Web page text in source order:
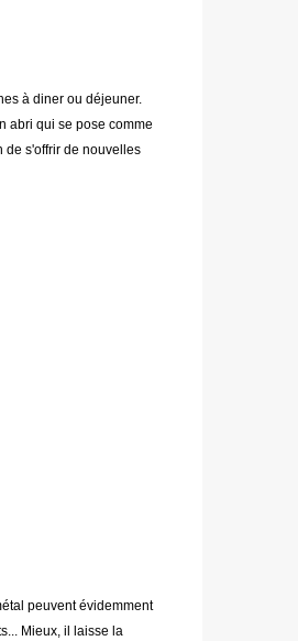
à diner ou déjeuner.
abri qui se pose comme
de s'offrir de nouvelles
peuvent évidemment
Mieux, il laisse la